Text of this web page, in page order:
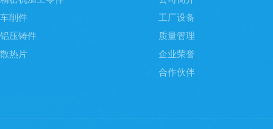
车削件
铝压铸件
散热片
工厂设备
质量管理
企业荣誉
合作伙伴